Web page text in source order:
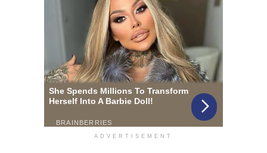
ADVERTISEMENT